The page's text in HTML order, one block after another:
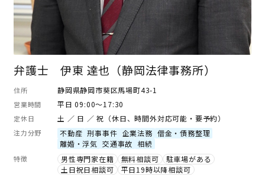
弁護士 伊東 達也（静岡法律事務所）
住所 静岡県静岡市葵区馬場町43-1
営業時間 平日 09:00～17:30
定休日 土 ／ 日 ／ 祝（休日、時間外対応可能・要予約）
注力分野 不動産 刑事事件 企業法務 借金・債務整理
離婚・浮気 交通事故 相続
特徴 男性専門家在籍 無料相談可
駐車場がある
土日祝日相談可
平日19時以降相談可